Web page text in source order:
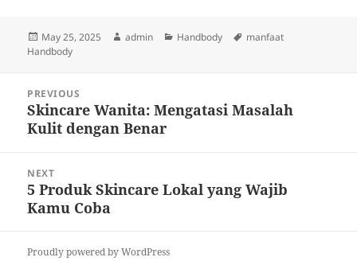
Posted
on
May 25, 2025 Author
admin Categories
Handbody Tags
manfaat
Handbody
navigation
PREVIOUS
Previous
post:
Skincare Wanita: Mengatasi Masalah
Kulit dengan Benar
NEXT
Next
post:
5 Produk Skincare Lokal yang Wajib
Kamu Coba
Proudly powered by WordPress